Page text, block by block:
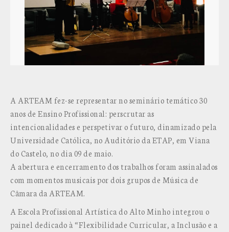
A ARTEAM fez-se representar no seminário temático 30
anos de Ensino Profissional: perscrutar as
intencionalidades e perspetivar o futuro, dinamizado pela
Universidade Católica, no Auditório da ETAP, em Viana
do Castelo, no dia 09 de maio.
A abertura e encerramento dos trabalhos foram assinalados
com momentos musicais por dois grupos de Música de
Câmara da ARTEAM.
A Escola Profissional Artística do Alto Minho integrou o
painel dedicado à “Flexibilidade Curricular, a Inclusão e a